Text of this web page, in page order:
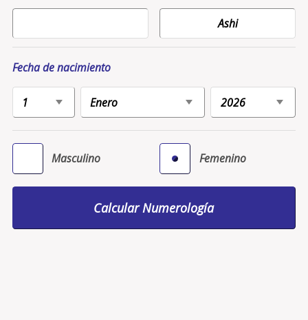
Fecha de nacimiento
Masculino Femenino